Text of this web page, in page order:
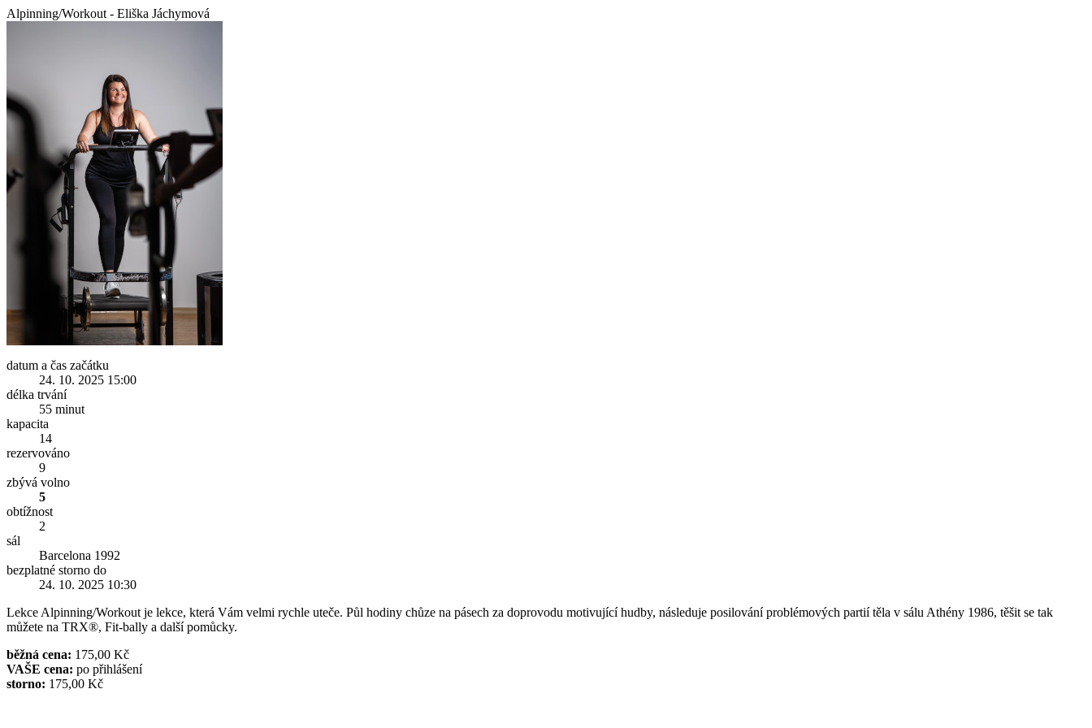
Alpinning/Workout - Eliška Jáchymová
datum a čas začátku
24. 10. 2025 15:00
délka trvání
55 minut
kapacita
14
rezervováno
9
zbývá volno
5
obtížnost
2
sál
Barcelona 1992
bezplatné storno do
24. 10. 2025 10:30
Lekce Alpinning/Workout je lekce, která Vám velmi rychle uteče. Půl hodiny chůze na pásech za doprovodu motivující hudby, následuje posilování problémových partií těla v sálu Athény 1986, těšit se tak
můžete na TRX®, Fit-bally a další pomůcky.
běžná cena: 175,00 Kč
VAŠE cena: po přihlášení
storno: 175,00 Kč